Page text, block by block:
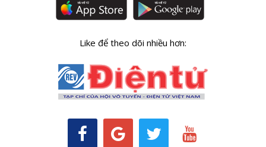
Like để theo dõi nhiều hơn: